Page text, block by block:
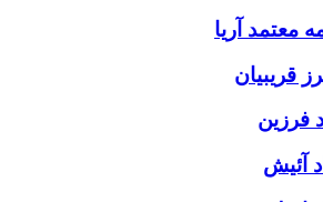
معتمد آریا
قریبیان
فرزین
آئیش